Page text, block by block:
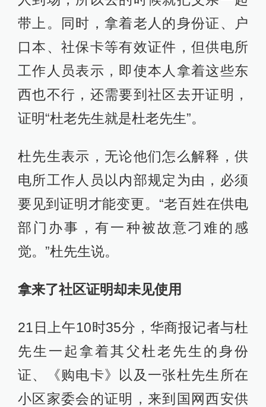
带上。同时，拿着老人的身份证、户
口本、社保卡等有效证件，但供电所
工作人员表示，即使本人拿着这些东
西也不行，还需要到社区去开证明，
证明“杜老先生就是杜老先生”。
杜先生表示，无论他们怎么解释，供
电所工作人员以内部规定为由，必须
要见到证明才能变更。“老百姓在供电
部门办事，有一种被故意刁难的感
觉。”杜先生说。
拿来了社区证明却未见使用
21日上午10时35分，华商报记者与杜
先生一起拿着其父杜老先生的身份
证、《购电卡》以及一张杜先生所在
小区家委会的证明，来到国网西安供